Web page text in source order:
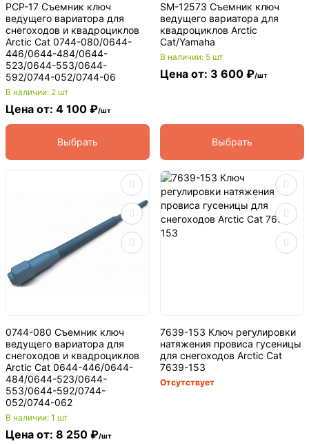
PCP-17 Съемник ключ
ведущего вариатора для
снегоходов и квадроциклов
Arctic Cat 0744-080/0644-
446/0644-484/0644-
523/0644-553/0644-
592/0744-052/0744-06
В наличии: 2 шт
Цена от: 4 100 ₽/шт
Выбрать
SM-12573 Съемник ключ
ведущего вариатора для
квадроциклов Arctic
Cat/Yamaha
В наличии: 5 шт
Цена от: 3 600 ₽/шт
Выбрать
0744-080 Съемник ключ
ведущего вариатора для
снегоходов и квадроциклов
Arctic Cat 0644-446/0644-
484/0644-523/0644-
553/0644-592/0744-
052/0744-062
В наличии: 1 шт
Цена от: 8 250 ₽/шт
7639-153 Ключ регулировки
натяжения провиса гусеницы
для снегоходов Arctic Cat
7639-153
Отсутствует